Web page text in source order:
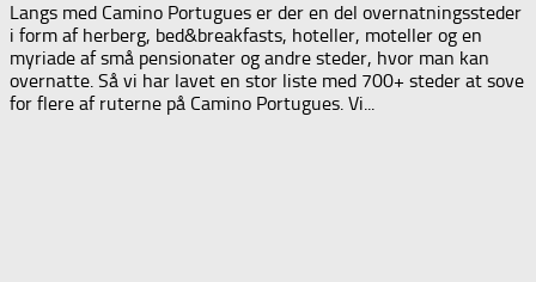
Langs med Camino Portugues er der en del overnatningssteder
i form af herberg, bed&breakfasts, hoteller, moteller og en
myriade af små pensionater og andre steder, hvor man kan
overnatte. Så vi har lavet en stor liste med 700+ steder at sove
for flere af ruterne på Camino Portugues. Vi...